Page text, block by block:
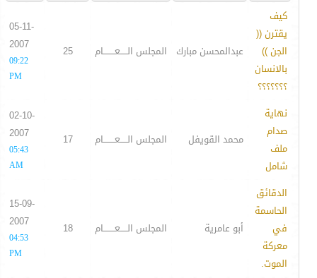
كيف
يقترن ((
الجن ))
بالانسان
؟؟؟؟؟؟؟
عبدالمحسن مبارك المجلس الـــــعــــــــام 25
05-11-
2007
09:22
PM
نهاية
صدام
ملف
شامل
محمد القويفل المجلس الـــــعــــــــام 17
02-10-
2007
05:43
AM
الدقائق
الحاسمة
في
معركة
الموت.
أبو عامرية المجلس الـــــعــــــــام 18
15-09-
2007
04:53
PM